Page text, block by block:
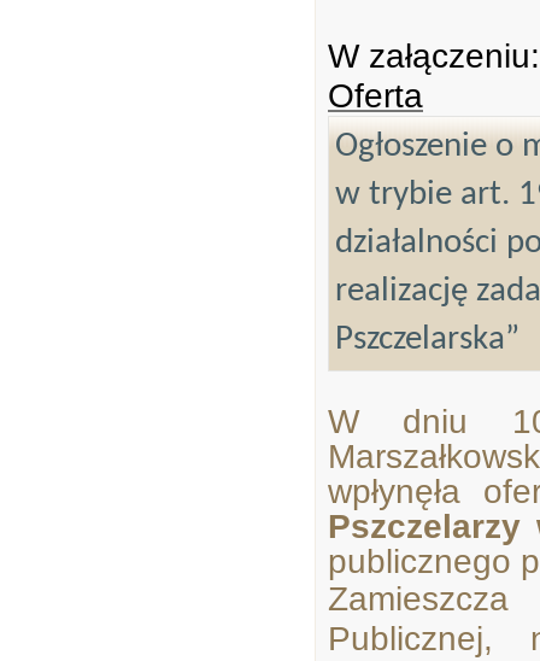
W załączeniu:
Oferta
Ogłoszenie o
w trybie art.
działalności
realizację
Pszczelarska”
W dniu
wpłynęła
publicznego
Publicznej,